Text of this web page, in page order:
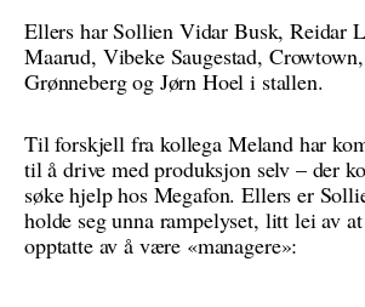
Ellers har Sollien Vidar Busk, Reidar
Maarud, Vibeke Saugestad,
Grønneberg og Jørn Hoel i stallen.
Til forskjell fra kollega Meland har
til å drive med produksjon selv – der
søke hjelp hos Megafon. Ellers er
holde seg unna rampelyset, litt lei av
opptatte av å være «managere»: